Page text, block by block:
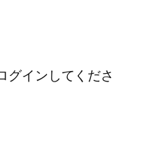
グインしてくださ